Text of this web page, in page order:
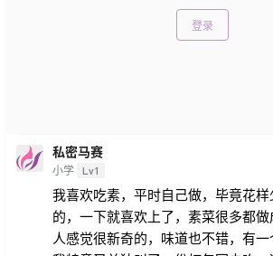
登录
私密马赛
小学 Lv1
我喜欢吃素，平时自己做，毕竟花
的，一下就喜欢上了，素菜很多都
人感觉很新奇的，味道也不错，有一